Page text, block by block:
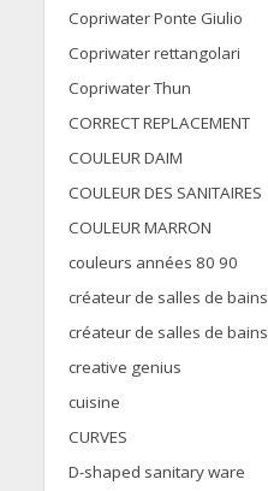
Copriwater Ponte Giulio
Copriwater rettangolari
Copriwater Thun
CORRECT REPLACEMENT
COULEUR DAIM
COULEUR DES SANITAIRES
COULEUR MARRON
couleurs années 80 90
créateur de salles de bains
créateur de salles de bains
creative genius
cuisine
CURVES
D-shaped sanitary ware